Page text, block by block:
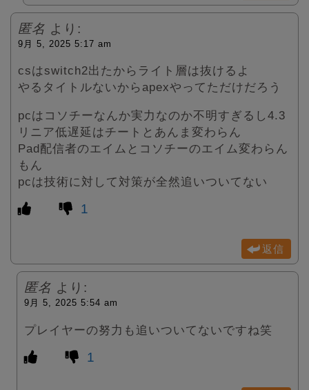
匿名 より:
9月 5, 2025 5:17 am
csはswitch2出たからライト層は抜けるよ
やるタイトルないからapexやってただけだろう
pcはコソチーなんか実力なのか不明すぎるし4.3
リニア低遅延はチートとあんま変わらん
Pad配信者のエイムとコソチーのエイム変わらん
もん
pcは技術に対して対策が全然追いついてない
1
返信
匿名 より:
9月 5, 2025 5:54 am
プレイヤーの努力も追いついてないですね笑
1